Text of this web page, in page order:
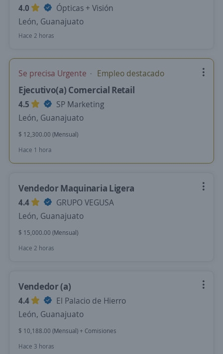
4.0
Ópticas + Visión
León, Guanajuato
Hace 2 horas
Se precisa Urgente Empleo destacado
Ejecutivo(a) Comercial Retail
4.5
SP Marketing
León, Guanajuato
$ 12,300.00 (Mensual)
Hace 1 hora
Vendedor Maquinaria Ligera
4.4
GRUPO VEGUSA
León, Guanajuato
$ 15,000.00 (Mensual)
Hace 2 horas
Vendedor (a)
4.4
El Palacio de Hierro
León, Guanajuato
$ 10,188.00 (Mensual) + Comisiones
Hace 3 horas